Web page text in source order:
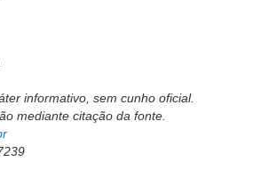
Sessões da 2ª Turma - 2026
Sessões da 3ª Turma 2026
Sessões do Pleno e Especializadas 2026
ao Cidadão
informativo, sem cunho oficial.
mediante citação da fonte.